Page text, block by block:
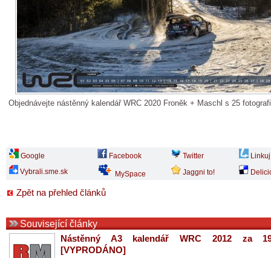
Objednávejte nástěnný kalendář WRC 2020 Froněk + Maschl s 25
Google Facebook Twitter
Vybrali.sme.sk
MySpace Jaggni to!
Zpět na přehled článků
Související články
Nástěnný A3 kalendář WRC 2012 za
[VYPRODÁNO]